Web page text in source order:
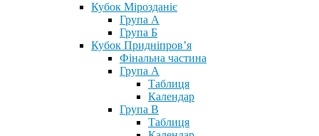
Кубок Мірозданіє
Група А
Група Б
Кубок Придніпров’я
Фінальна частина
Група А
Таблиця
Календар
Група В
Таблиця